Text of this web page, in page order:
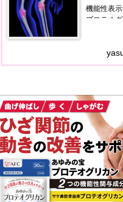
機能性表
プロテオ
へ、ひざ
ルサポー
ートする。